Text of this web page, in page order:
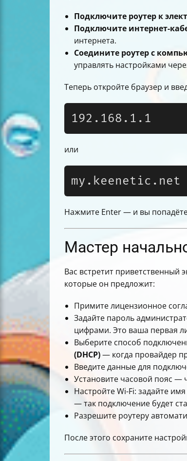
Подключите роутер к
Подключите интернет-
интернета.
Соедините роутер с
управлять настройками
Теперь откройте браузер и
192.168.1.1
или
my.keenetic.net
Нажмите Enter — и вы
Мастер
Вас встретит приветственный
которые он предложит:
Примите лицензионное
Задайте пароль
цифрами. Это ваша первая
Выберите способ
(DHCP)— когда провайдер
Введите данные для
Установите часовой пояс —
Настройте Wi-Fi: задайте
— так подключение будет
Разрешите роутеру
После этого сохраните